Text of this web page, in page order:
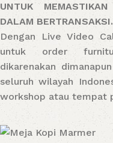
UNTUK
DALAM BERTRANSAKSI.
Dengan Live Video
untuk order
dikarenakan
seluruh wilayah
workshop atau tempat